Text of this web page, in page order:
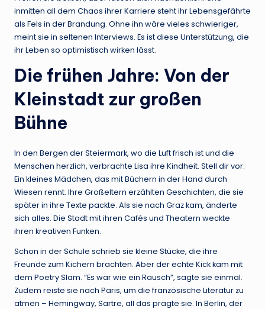
inmitten all dem Chaos ihrer Karriere steht ihr Lebensgefährte
als Fels in der Brandung. Ohne ihn wäre vieles schwieriger,
meint sie in seltenen Interviews. Es ist diese Unterstützung, die
ihr Leben so optimistisch wirken lässt.
Die frühen Jahre: Von der
Kleinstadt zur großen
Bühne
In den Bergen der Steiermark, wo die Luft frisch ist und die
Menschen herzlich, verbrachte Lisa ihre Kindheit. Stell dir vor:
Ein kleines Mädchen, das mit Büchern in der Hand durch
Wiesen rennt. Ihre Großeltern erzählten Geschichten, die sie
später in ihre Texte packte. Als sie nach Graz kam, änderte
sich alles. Die Stadt mit ihren Cafés und Theatern weckte
ihren kreativen Funken.
Schon in der Schule schrieb sie kleine Stücke, die ihre
Freunde zum Kichern brachten. Aber der echte Kick kam mit
dem Poetry Slam. “Es war wie ein Rausch”, sagte sie einmal.
Zudem reiste sie nach Paris, um die französische Literatur zu
atmen – Hemingway, Sartre, all das prägte sie. In Berlin, der